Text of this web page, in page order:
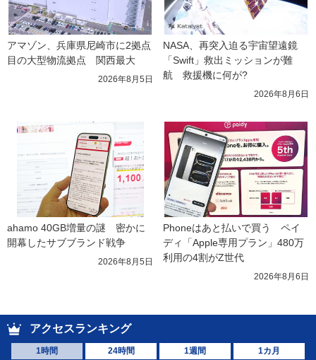
アマゾン、兵庫県尼崎市に2拠点
目の大型物流拠点　関西最大
2026年8月5日
NASA、再突入迫る宇宙望遠鏡
「Swift」救出ミッションが難
航　救援機に何が?
2026年8月6日
ahamo 40GB増量の謎　密かに
開幕したサブブランド戦争
2026年8月5日
Phoneはあと払いで買う　ペイ
ディ「Apple専用プラン」480万
利用の4割がZ世代
2026年8月6日
アクセスランキング
1時間 24時間 1週間 1カ月